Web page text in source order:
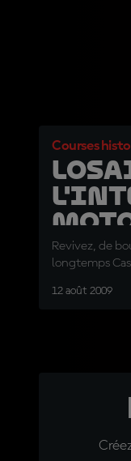
Courses
Revivez, de
longtemps
12 août 2009